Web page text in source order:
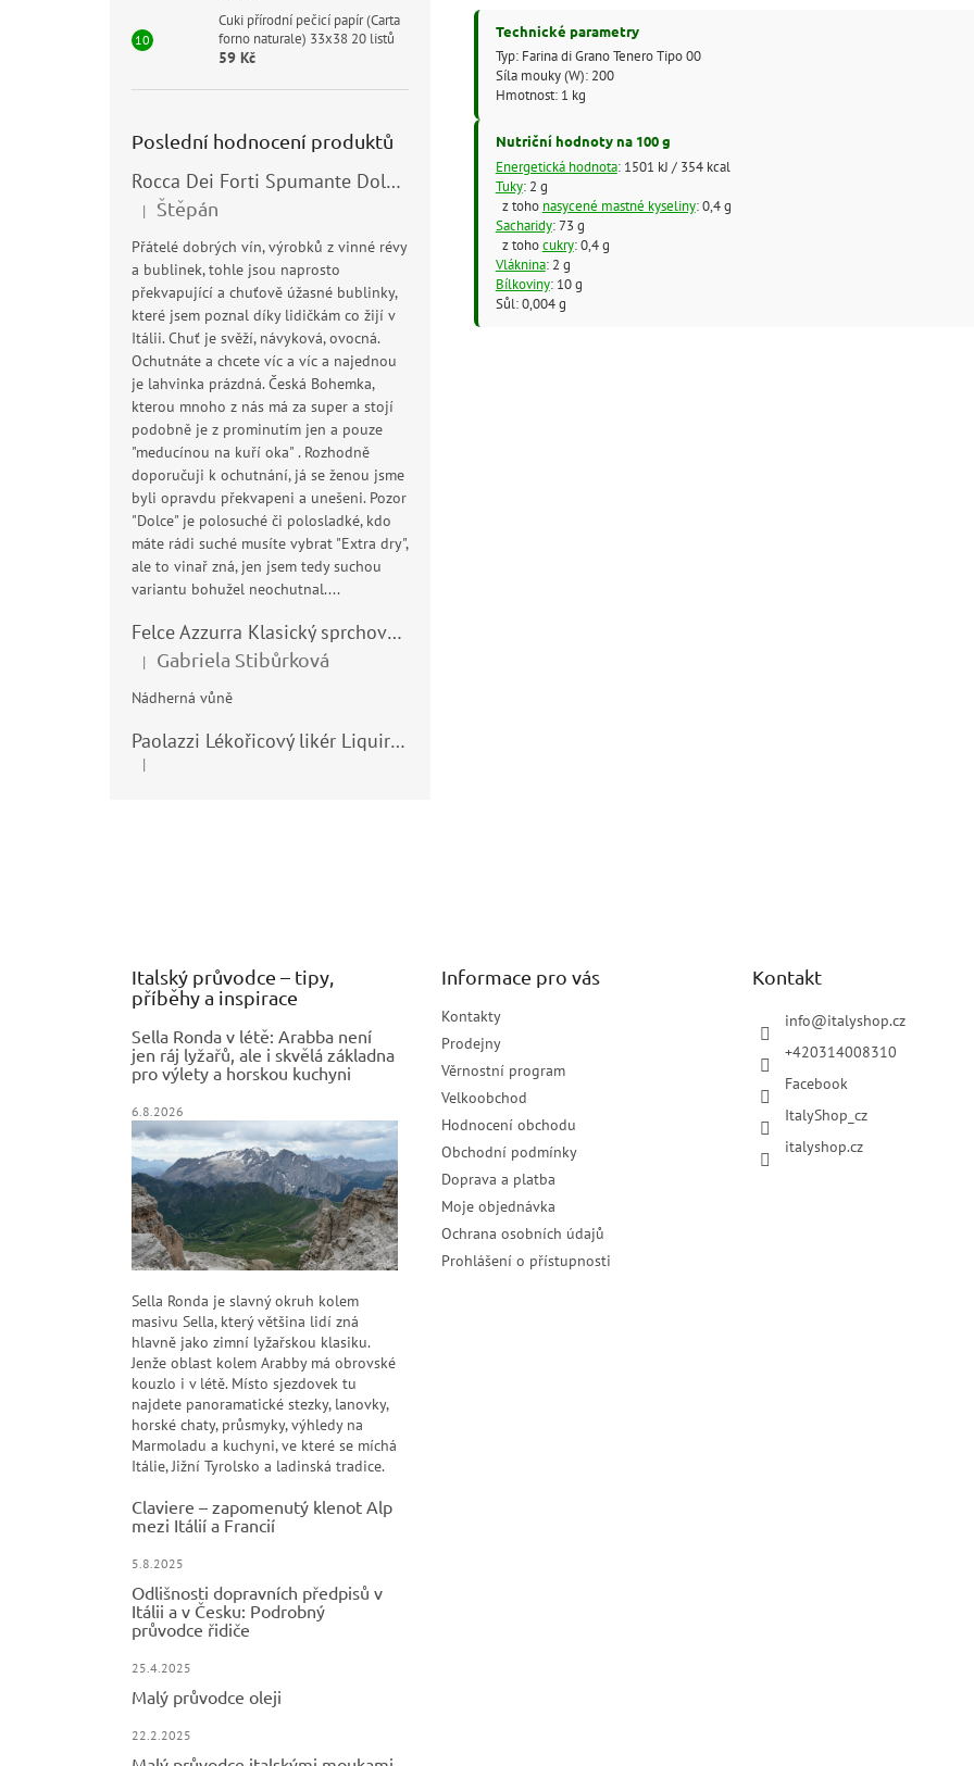
Cuki přírodní pečicí papír (Carta
forno naturale) 33x38 20 listů
59 Kč
Poslední hodnocení produktů
Rocca Dei Forti Spumante Dolce 11,5% 0,75l
Hodnocení produktu je 5 z 5 hvězdiček.
| Štěpán
Přátelé dobrých vín, výrobků z vinné révy
a bublinek, tohle jsou naprosto
překvapující a chuťově úžasné bublinky,
které jsem poznal díky lidičkám co žijí v
Itálii. Chuť je svěží, návyková, ovocná.
Ochutnáte a chcete víc a víc a najednou
je lahvinka prázdná. Česká Bohemka,
kterou mnoho z nás má za super a stojí
podobně je z prominutím jen a pouze
"meducínou na kuří oka" . Rozhodně
doporučuji k ochutnání, já se ženou jsme
byli opravdu překvapeni a unešeni. Pozor
"Dolce" je polosuché či polosladké, kdo
máte rádi suché musíte vybrat "Extra dry",
ale to vinař zná, jen jsem tedy suchou
variantu bohužel neochutnal....
Felce Azzurra Klasický sprchový gel - doccia gel 400ml
Hodnocení produktu je 5 z 5 hvězdiček.
| Gabriela Stibůrková
Nádherná vůně
Paolazzi Lékořicový likér Liquirizia 24% 0,7L
Hodnocení produktu je 5 z 5 hvězdiček.
|
Technické parametry
Typ: Farina di Grano Tenero Tipo 00
Síla mouky (W): 200
Hmotnost: 1 kg
Nutriční hodnoty na 100 g
Energetická hodnota: 1501 kJ / 354 kcal
Tuky: 2 g
z toho nasycené mastné kyseliny: 0,4 g
Sacharidy: 73 g
z tohocukry: 0,4 g
Vláknina: 2 g
Bílkoviny: 10 g
Sůl: 0,004 g
Italský průvodce – tipy,
příběhy a inspirace
Sella Ronda v létě: Arabba není
jen ráj lyžařů, ale i skvělá základna
pro výlety a horskou kuchyni
6.8.2026
Sella Ronda je slavný okruh kolem
masivu Sella, který většina lidí zná
hlavně jako zimní lyžařskou klasiku.
Jenže oblast kolem Arabby má obrovské
kouzlo i v létě. Místo sjezdovek tu
najdete panoramatické stezky, lanovky,
horské chaty, průsmyky, výhledy na
Marmoladu a kuchyni, ve které se míchá
Itálie, Jižní Tyrolsko a ladinská tradice.
Claviere – zapomenutý klenot Alp
mezi Itálií a Francií
5.8.2025
Odlišnosti dopravních předpisů v
Itálii a v Česku: Podrobný
průvodce řidiče
25.4.2025
Malý průvodce oleji
22.2.2025
Informace pro vás
Kontakty
Prodejny
Věrnostní program
Velkoobchod
Hodnocení obchodu
Obchodní podmínky
Doprava a platba
Moje objednávka
Ochrana osobních údajů
Prohlášení o přístupnosti
Kontakt
info@italyshop.cz
+420314008310
Facebook
ItalyShop_cz
italyshop.cz